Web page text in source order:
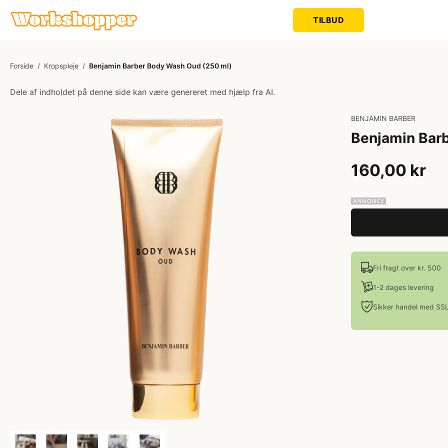
TILBUD
Forside / Kropspleje / Benjamin Barber Body Wash Oud (250 ml)
Dele af indholdet på denne side kan være genereret med hjælp fra AI.
BENJAMIN BARBER
Benjamin
160,00 kr
Fri fragt over kr. 500
1-2 dages levering
Sikker handel med